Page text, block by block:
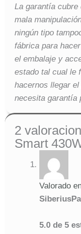
La garantía
mala
ningún tipo
fábrica para
el embalaje y
estado tal cual le
hacernos llegar
necesita garantía
2
Smart
Valorado
5.0 de 5